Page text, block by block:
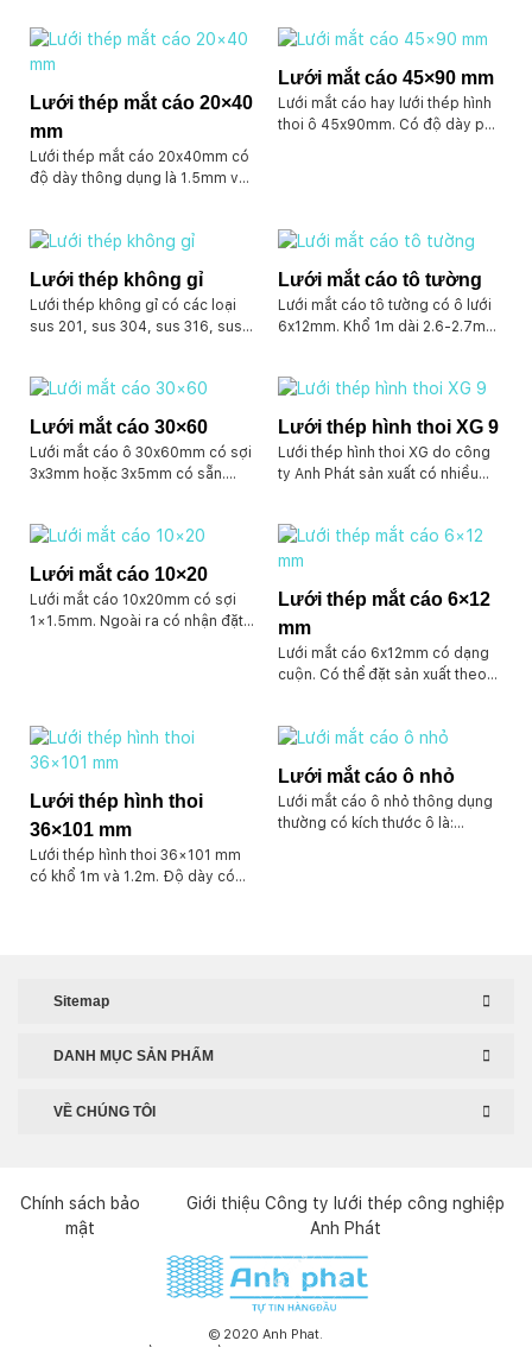
Lưới thép mắt cáo 20×40
mm
Lưới thép mắt cáo 20x40mm có
độ dày thông dụng là 1.5mm và
sẵn là thép đen. Vẫn nhận sản
Lưới mắt cáo 45×90 mm
Lưới mắt cáo hay lưới thép hình
thoi ô 45x90mm. Có độ dày phổ
có sẵn
Lưới thép không gỉ
Lưới thép không gỉ có các loại
sus 201, sus 304, sus 316, sus
băng tải, lưới mắt cáo inox
Lưới mắt cáo tô tường
Lưới mắt cáo tô tường có ô lưới
6x12mm. Khổ 1m dài 2.6-2.7m
Lưới mắt cáo 30×60
Lưới mắt cáo ô 30x60mm có sợi
3x3mm hoặc 3x5mm có sẵn.
Hàng có thể nhận đặt theo yêu
cầu dạng tấm, dạng cuộn theo
khổ. Và kích thước sợi tùy biến
của khách hàng.
Lưới thép hình thoi XG 9
Lưới thép hình thoi XG do công
ty Anh Phát sản xuất có nhiều
chúng tôi có nhận đặt hàng theo
yêu cầu các quy cách khác. Chất
giá sản xuất tại xưởng.
Lưới mắt cáo 10×20
Lưới mắt cáo 10x20mm có sợi
1×1.5mm. Ngoài ra có nhận đặt
Lưới thép mắt cáo 6×12
mm
Lưới mắt cáo 6x12mm có dạng
cuộn. Có thể đặt sản xuất theo
3.5m-5m.
Lưới thép hình thoi
36×101 mm
Lưới thép hình thoi 36×101 mm
có khổ 1m và 1.2m. Độ dày có
Lưới mắt cáo ô nhỏ
Lưới mắt cáo ô nhỏ thông dụng
thường có kích thước ô là:
như thép đen SS400, Inox Sus
Sitemap
DANH MỤC SẢN PHẨM
VỀ CHÚNG TÔI
Chính sách bảo
mật
Giới thiệu Công ty lưới thép công nghiệp
Anh Phát
© 2020 Anh Phat.